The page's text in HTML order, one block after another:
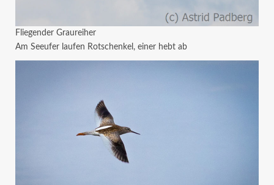
Fliegender Graureiher
Am Seeufer laufen Rotschenkel, einer hebt ab